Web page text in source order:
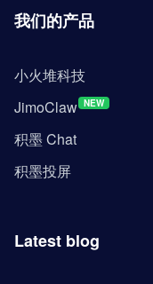
我们的产品
小火堆科技
JimoClaw NEW
积墨 Chat
积墨投屏
Latest blog